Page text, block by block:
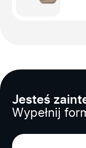
Jesteś
Wypełnij